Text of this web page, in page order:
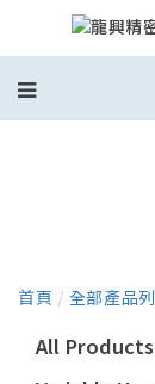
首頁 / 全部產品
All Products